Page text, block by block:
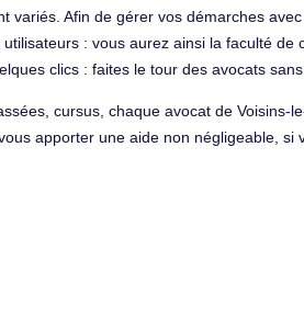
variés. Afin de gérer vos démarches
utilisateurs : vous aurez ainsi la faculté
clics : faites le tour des avocats
cursus, chaque avocat de
apporter une aide non négligeable,